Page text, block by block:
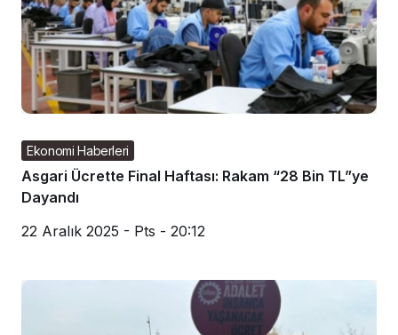
Ekonomi Haberleri
Asgari Ücrette Final Haftası: Rakam “28 Bin TL”ye
Dayandı
22 Aralık 2025 - Pts - 20:12